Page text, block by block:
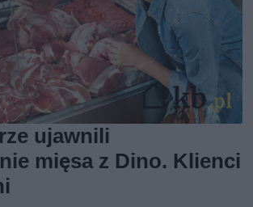
ujawnili
mięsa z Dino. Klienci